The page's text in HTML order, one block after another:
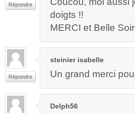
Répondre
doigts !!
MERCI et Belle
Répondre
steinier isabelle
Un grand merci
Delph56